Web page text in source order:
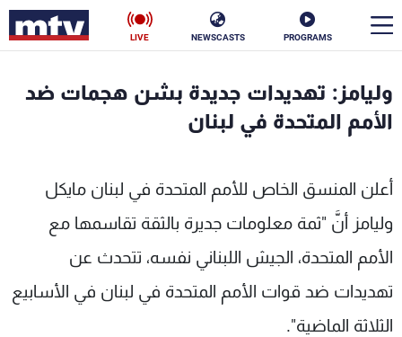
PROGRAMS
NEWSCASTS
LIVE
وليامز: تهديدات جديدة بشن هجمات ضد
الأمم المتحدة في لبنان
أعلن المنسق الخاص للأمم المتحدة في لبنان مايكل
وليامز أنَّ "ثمة معلومات جديرة بالثقة تقاسمها مع
الأمم المتحدة، الجيش اللبناني نفسه، تتحدث عن
تهديدات ضد قوات الأمم المتحدة في لبنان في الأسابيع
الثلاثة الماضية".
الأخبار
منوعات رياضة
كأس العالم